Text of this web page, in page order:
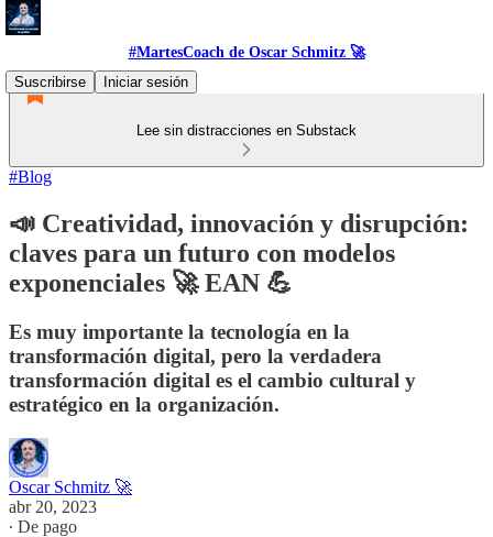
#MartesCoach de Oscar Schmitz 🚀
Suscribirse
Iniciar sesión
Lee sin distracciones en Substack
#Blog
📣 Creatividad, innovación y disrupción:
claves para un futuro con modelos
exponenciales 🚀 EAN 💪
Es muy importante la tecnología en la
transformación digital, pero la verdadera
transformación digital es el cambio cultural y
estratégico en la organización.
Oscar Schmitz 🚀
abr 20, 2023
∙ De pago